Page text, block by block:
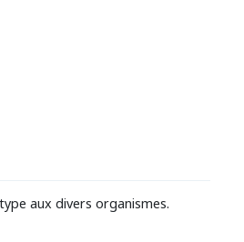
aux divers organismes.